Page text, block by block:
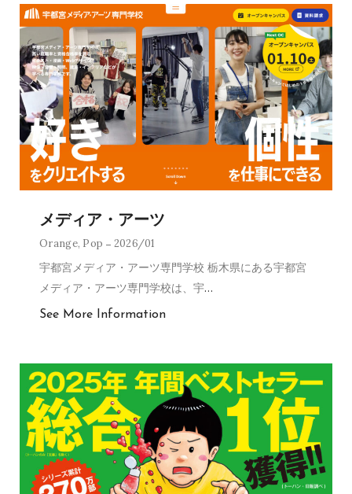
メディア・アーツ
Orange, Pop 2026/01
宇都宮メディア・アーツ専門学校 栃木県にある宇都宮
メディア・アーツ専門学校は、宇…
See More Information